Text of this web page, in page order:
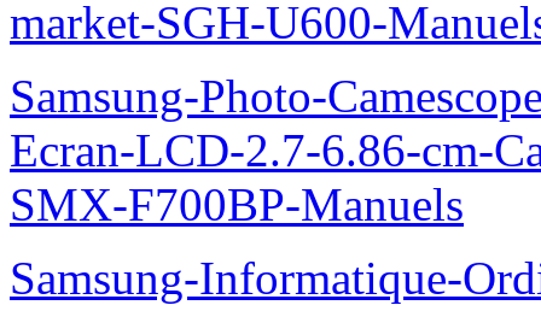
market-SGH-U600-
Samsung-Photo-
Ecran-LCD-2.7-6.86-cm-
SMX-F700BP-Manuels
Samsung-Informatique-